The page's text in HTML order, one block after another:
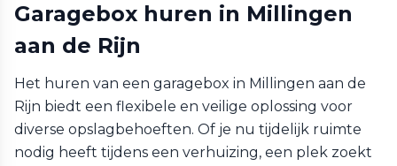
Garagebox huren in Millingen
aan de Rijn
Het huren van een garagebox in Millingen aan de
Rijn biedt een flexibele en veilige oplossing voor
diverse opslagbehoeften. Of je nu tijdelijk ruimte
nodig heeft tijdens een verhuizing, een plek zoekt